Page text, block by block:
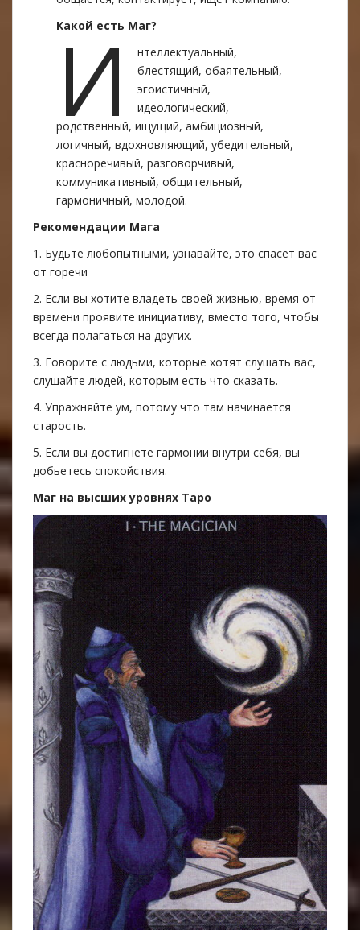
Какой есть Маг?
И
нтеллектуальный,
блестящий, обаятельный,
эгоистичный,
идеологический,
родственный, ищущий, амбициозный,
логичный, вдохновляющий, убедительный,
красноречивый, разговорчивый,
коммуникативный, общительный,
гармоничный, молодой.
Рекомендации Магa
1. Будьте любопытными, узнавaйте, это спасет вас
от горечи
2. Если вы хотите владеть своей жизнью, время от
времени проявите инициативу, вместо того, чтобы
всегда полагаться на других.
3. Говорите с людьми, которые хотят слушать вас,
слушайте людей, которым есть что сказать.
4. Упражняйте ум, потому что там начинается
старость.
5. Если вы достигнете гармонии внутри себя, вы
добьетесь спокойствия.
Маг на высших уровнях Таро